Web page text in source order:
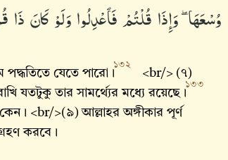
وُسْعَهَا ۖ وَإِذَا قُلْتُمْ فَٱعْدِلُوا۟ وَلَوْ كَانَ
পদ্ধতিতে যেতে পারো।
১৩২
<br/> (৭)
যতটুকু তার সামর্থ্যের মধ্যে রয়েছে।
১৩৩
<br/>(৯) আল্লাহর অঙ্গীকার পূর্ণ
করবে।